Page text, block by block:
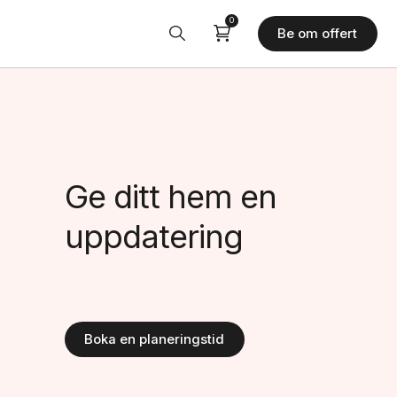
0
Be om offert
Ge ditt hem en
uppdatering
Boka en planeringstid